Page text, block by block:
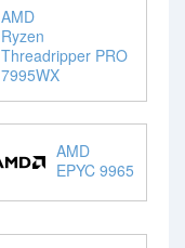
AMD
Ryzen
Threadripper PRO
7995WX
AMD
EPYC 9965